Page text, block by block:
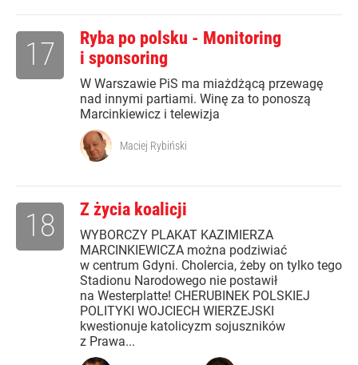
Ryba po polsku - Monitoring
i sponsoring
W Warszawie PiS ma miażdżącą przewagę
nad innymi partiami. Winę za to ponoszą
Marcinkiewicz i telewizja
17
Maciej Rybiński
Z życia koalicji
WYBORCZY PLAKAT KAZIMIERZA
MARCINKIEWICZA można podziwiać
w centrum Gdyni. Cholercia, żeby on tylko tego
Stadionu Narodowego nie postawił
na Westerplatte! CHERUBINEK POLSKIEJ
POLITYKI WOJCIECH WIERZEJSKI
kwestionuje katolicyzm sojuszników
z Prawa...
18